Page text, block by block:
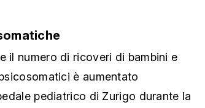
il numero di ricoveri di bambini e
è aumentato
pediatrico di Zurigo durante la